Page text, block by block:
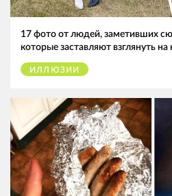
17 фото от людей, заметивших
которые заставляют взглянуть
ИЛЛЮЗИИ